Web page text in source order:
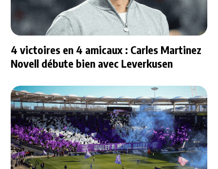
4 victoires en 4 amicaux : Carles Martinez
Novell débute bien avec Leverkusen